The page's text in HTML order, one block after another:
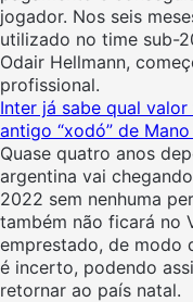
jogador. Nos seis
utilizado no time sub-
Odair Hellmann,
profissional.
Inter já sabe qual
antigo “xodó” de
Quase quatro anos
argentina vai
2022 sem nenhuma
também não ficará no
emprestado, de modo
é incerto, podendo
retornar ao país natal.